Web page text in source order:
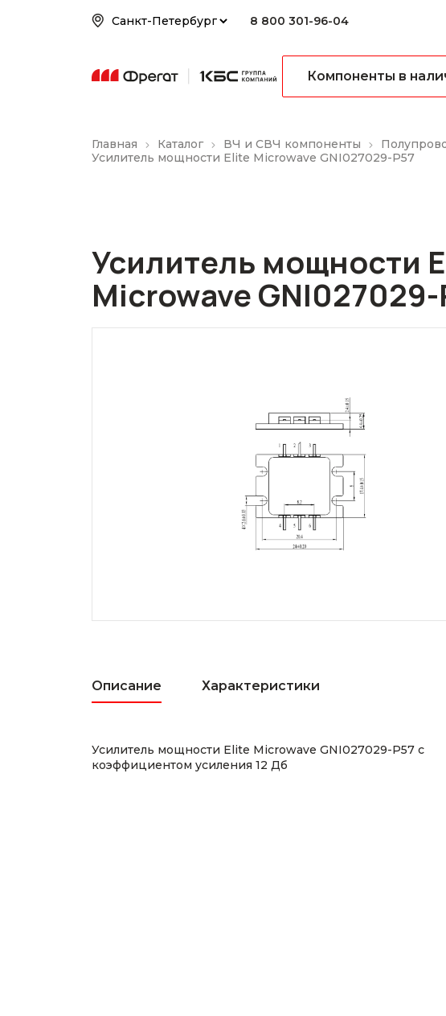
8 800 301-96-04
Компоненты в
Главная Каталог ВЧ и СВЧ компоненты
Усилитель мощности Elite Microwave GNI027029-P57
Усилитель мощности
Microwave GNI027029-
Описание Характеристики
Усилитель мощности Elite Microwave GNI027029-P57 с
коэффициентом усиления 12 Дб